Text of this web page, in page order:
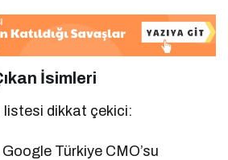
İsimleri
listesi dikkat çekici:
Google Türkiye CMO’su